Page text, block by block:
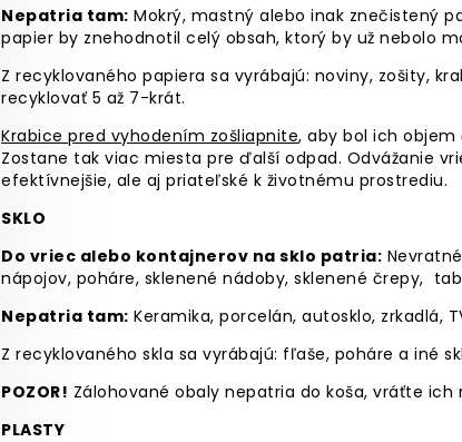
Nepatria tam: Mokrý, mastný alebo inak znečistený
papier by znehodnotil celý obsah, ktorý by už nebolo
Z recyklovaného papiera sa vyrábajú: noviny, zošity,
recyklovať 5 až 7-krát.
Krabice pred vyhodením zošliapnite, aby bol ich
Zostane tak viac miesta pre ďalší odpad. Odvážanie
efektívnejšie, ale aj priateľské k životnému prostrediu.
SKLO
Do vriec alebo kontajnerov na sklo patria:
nápojov, poháre, sklenené nádoby, sklenené črepy,
Nepatria tam: Keramika, porcelán, autosklo, zrkadlá,
Z recyklovaného skla sa vyrábajú: fľaše, poháre a iné
POZOR! Zálohované obaly nepatria do koša, vráťte ich
PLASTY